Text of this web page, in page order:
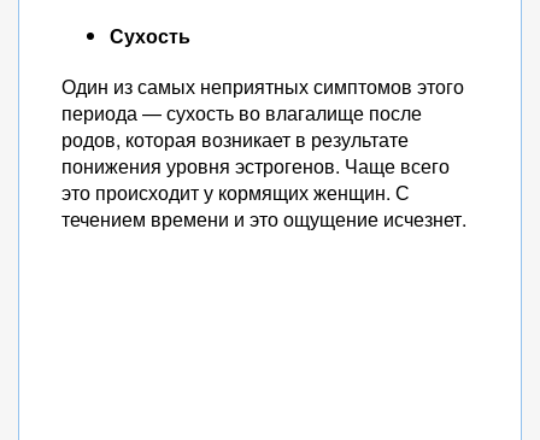
Сухость
Один из самых неприятных симптомов этого
периода — сухость во влагалище после
родов, которая возникает в результате
понижения уровня эстрогенов. Чаще всего
это происходит у кормящих женщин. С
течением времени и это ощущение исчезнет.